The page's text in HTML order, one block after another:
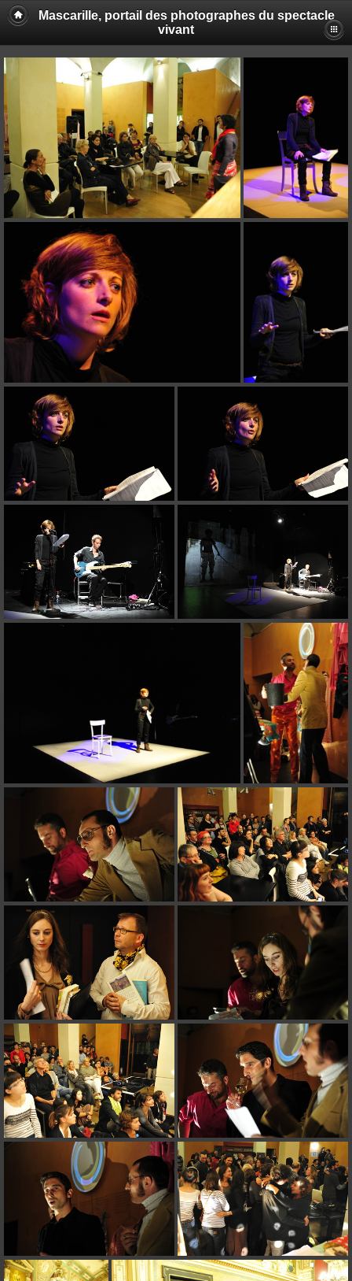
Mascarille, portail des photographes du spectacle
vivant